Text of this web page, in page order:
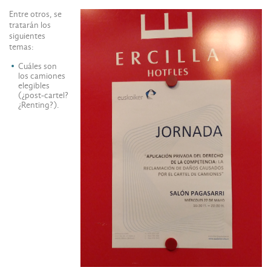
Entre otros, se
tratarán los
siguientes
temas:
Cuáles son
los camiones
elegibles
(¿post-cartel?
¿Renting?).